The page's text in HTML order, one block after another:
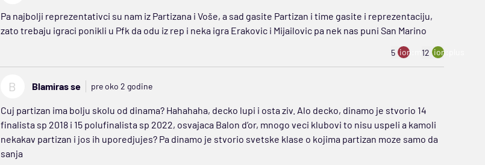
Pa najbolji reprezentativci su nam iz Partizana i Voše, a sad gasite Partizan i time gasite i reprezentaciju,
zato trebaju igraci ponikli u Pfk da odu iz rep i neka igra Erakovic i Mijailovic pa nek nas puni San Marino
5 ion:minus
12 ion:plus
B Blamiras se pre oko 2 godine
Cuj partizan ima bolju skolu od dinama? Hahahaha, decko lupi i osta ziv. Alo decko, dinamo je stvorio 14
finalista sp 2018 i 15 polufinalista sp 2022, osvajaca Balon d’or, mnogo veci klubovi to nisu uspeli a kamoli
nekakav partizan i jos ih uporedjujes? Pa dinamo je stvorio svetske klase o kojima partizan moze samo da
sanja